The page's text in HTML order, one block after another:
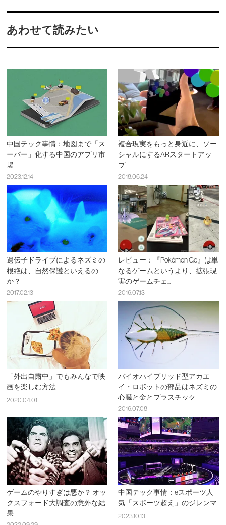
あわせて読みたい
中国テック事情：地図まで「ス
ーパー」化する中国のアプリ市
場
2023.12.14
複合現実をもっと身近に、ソー
シャルにするARスタートアッ
プ
2018.06.24
遺伝子ドライブによるネズミの
根絶は、自然保護といえるの
か？
2017.02.13
レビュー：『Pokémon Go』は単
なるゲームというより、拡張現
実のゲームチェ...
2016.07.13
「外出自粛中」でもみんなで映
画を楽しむ方法
2020.04.01
バイオハイブリッド型アカエ
イ・ロボットの部品はネズミの
心臓と金とプラスチック
2016.07.08
ゲームのやりすぎは悪か？ オッ
クスフォード大調査の意外な結
果
中国テック事情：eスポーツ人
気「スポーツ超え」のジレンマ
2023.10.13